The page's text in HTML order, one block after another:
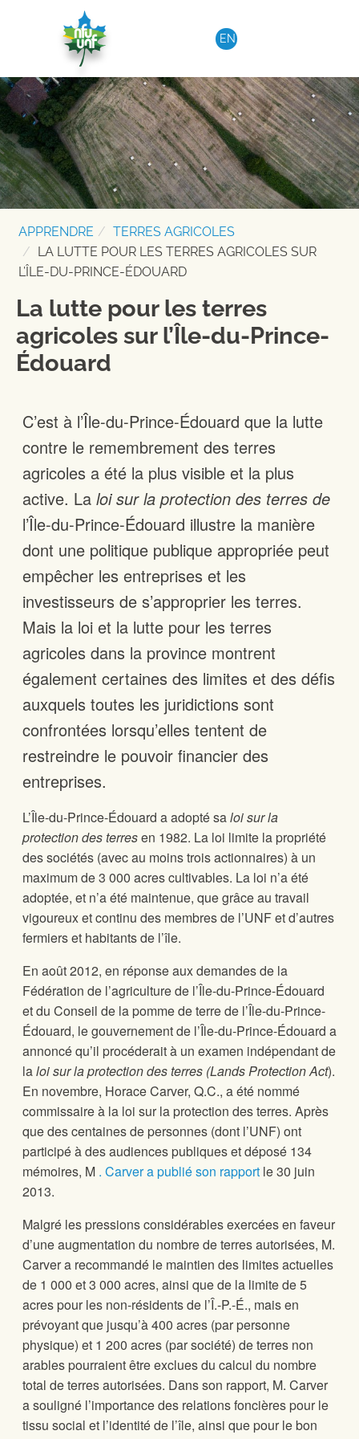
Aller au contenu
EN
APPRENDRE
TERRES AGRICOLES
LA LUTTE POUR LES TERRES AGRICOLES SUR
L’ÎLE-DU-PRINCE-ÉDOUARD
La lutte pour les terres
agricoles sur l’Île-du-Prince-
Édouard
C’est à l’Île-du-Prince-Édouard que la lutte
contre le remembrement des terres
agricoles a été la plus visible et la plus
active. La loi sur la protection des terres de
l’Île-du-Prince-Édouard illustre la manière
dont une politique publique appropriée peut
empêcher les entreprises et les
investisseurs de s’approprier les terres.
Mais la loi et la lutte pour les terres
agricoles dans la province montrent
également certaines des limites et des défis
auxquels toutes les juridictions sont
confrontées lorsqu’elles tentent de
restreindre le pouvoir financier des
entreprises.
L’Île-du-Prince-Édouard a adopté saloi sur la
protection des terresen 1982. La loi limite la propriété
des sociétés (avec au moins trois actionnaires) à un
maximum de 3 000 acres cultivables. La loi n’a été
adoptée, et n’a été maintenue, que grâce au travail
vigoureux et continu des membres de l’UNF et d’autres
fermiers et habitants de l’île.
En août 2012, en réponse aux demandes de la
Fédération de l’agriculture de l’Île-du-Prince-Édouard
et du Conseil de la pomme de terre de l’Île-du-Prince-
Édouard, le gouvernement de l’Île-du-Prince-Édouard a
annoncé qu’il procéderait à un examen indépendant de
laloi sur la protection des terres (Lands Protection Act).
En novembre, Horace Carver, Q.C., a été nommé
commissaire à la loi sur la protection des terres. Après
que des centaines de personnes (dont l’UNF) ont
participé à des audiences publiques et déposé 134
mémoires, M . Carver a publié son rapport le 30 juin
2013.
Malgré les pressions considérables exercées en faveur
d’une augmentation du nombre de terres autorisées, M.
Carver a recommandé le maintien des limites actuelles
de 1 000 et 3 000 acres, ainsi que de la limite de 5
acres pour les non-résidents de l’Î.-P.-É., mais en
prévoyant que jusqu’à 400 acres (par personne
physique) et 1 200 acres (par société) de terres non
arables pourraient être exclues du calcul du nombre
total de terres autorisées. Dans son rapport, M. Carver
a souligné l’importance des relations foncières pour le
tissu social et l’identité de l’île, ainsi que pour le bon